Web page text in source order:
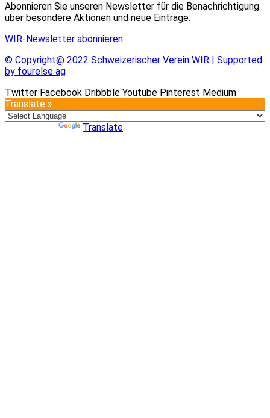
Abonnieren Sie unseren Newsletter für die Benachrichtigung
über besondere Aktionen und neue Einträge.
WIR-Newsletter abonnieren
© Copyright@ 2022 Schweizerischer Verein WIR | Supported
by fourelse ag
Twitter Facebook Dribbble Youtube Pinterest Medium
Translate »
Translate